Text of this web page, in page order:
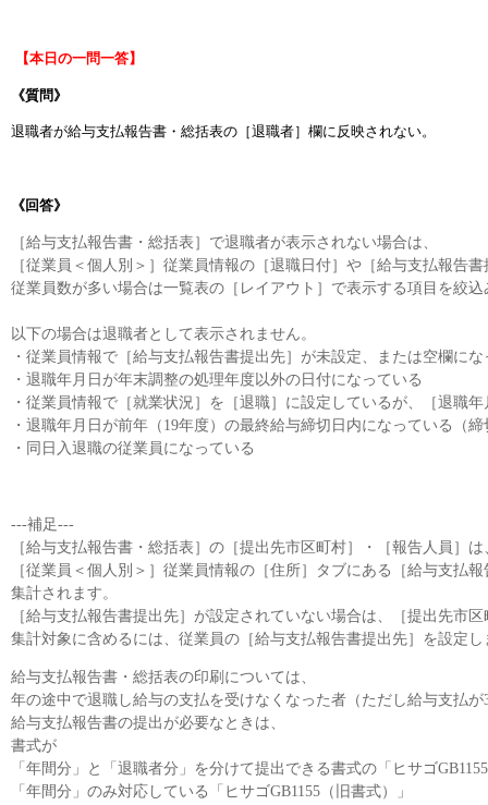
【本日の一問一答】
《質問》
退職者が給与支払報告書・総括表の［退職者］欄に反映されない。
《回答》
［給与支払報告書・総括表］で退職者が表示されない場合は、
［従業員＜個人別＞］従業員情報の［退職日付］や［給与支払報告
従業員数が多い場合は一覧表の［レイアウト］で表示する項目を絞込
以下の場合は退職者として表示されません。
・従業員情報で［給与支払報告書提出先］が未設定、または空欄に
・退職年月日が年末調整の処理年度以外の日付になっている
・従業員情報で［就業状況］を［退職］に設定しているが、［退職
・退職年月日が前年（19年度）の最終給与締切日内になっている（
・同日入退職の従業員になっている
---補足---
［給与支払報告書・総括表］の［提出先市区町村］・［報告人員］は
［従業員＜個人別＞］従業員情報の［住所］タブにある［給与支払
集計されます。
［給与支払報告書提出先］が設定されていない場合は、［提出先市
集計対象に含めるには、従業員の［給与支払報告書提出先］を設定し
給与支払報告書・総括表の印刷については、
年の途中で退職し給与の支払を受けなくなった者（ただし給与支払
給与支払報告書の提出が必要なときは、
書式が
「年間分」と「退職者分」を分けて提出できる書式の「ヒサゴ
「年間分」のみ対応している「ヒサゴGB1155（旧書式）」